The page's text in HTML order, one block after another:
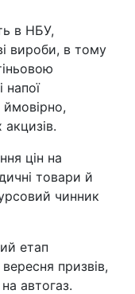
в НБУ,
вироби, в тому
напої
цін на
товари й
чинник
етап
призвів,
автогаз.